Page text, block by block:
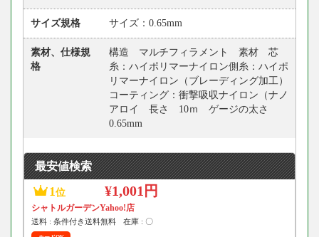
サイズ規格 サイズ：0.65mm
素材、仕様規
格
構造 マルチフィラメント 素材 芯
糸：ハイポリマーナイロン側糸：ハイポ
リマーナイロン（ブレーディング加工）
コーティング：衝撃吸収ナイロン（ナノ
アロイ 長さ 10ｍ ゲージの太さ
0.65mm
最安値検索
1 位 ¥1,001円
シャトルガーデンYahoo!店
送料 : 条件付き送料無料 在庫 : 〇